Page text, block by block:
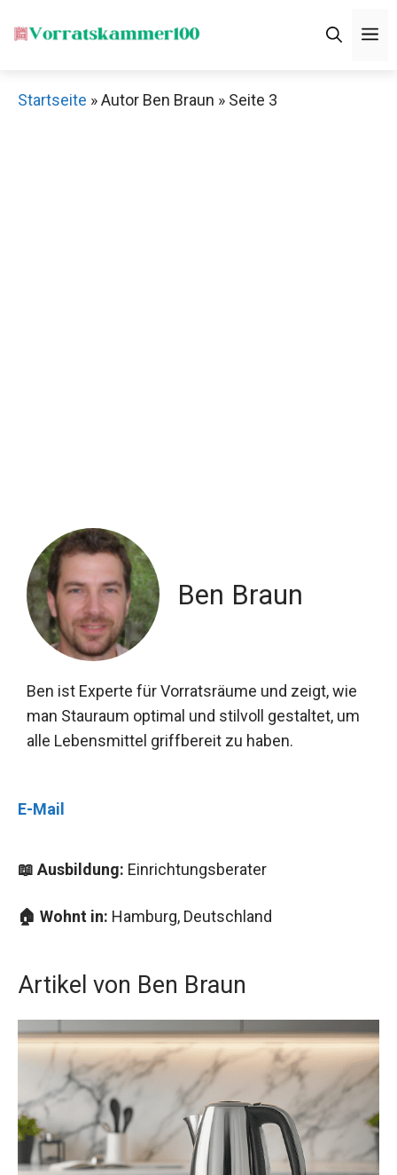
Inhalt
Startseite »Autor Ben Braun » Seite 3
Ben Braun
Ben ist Experte für Vorratsräume und zeigt, wie
man Stauraum optimal und stilvoll gestaltet, um
alle Lebensmittel griffbereit zu haben.
E-Mail
📖 Ausbildung: Einrichtungsberater
🏠 Wohnt in: Hamburg, Deutschland
Artikel von Ben Braun